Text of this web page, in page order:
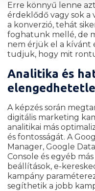
Erre könnyű lenne
érdeklődő vagy sok a
a konverzió, tehát
foghatunk mellé, de
nem érjük el a kívánt
tudjuk, hogy mit
Analitika és
A képzés során
digitális marketing
analitikai más
és fontosságát. A
Manager, Google
Console és egyéb
beállítások, e-
kampány
segíthetik a jobb